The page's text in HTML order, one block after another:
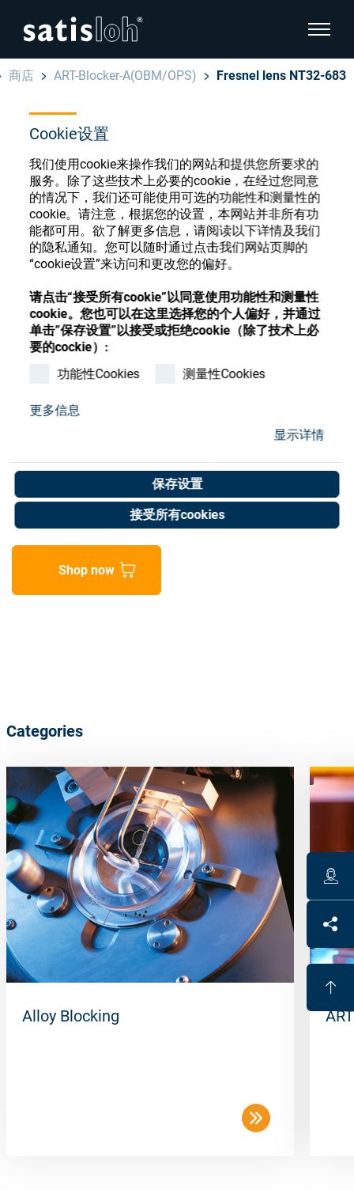
Cookie设置
我们使用cookie来操作我们的网站和提供您所要求的
服务。除了这些技术上必要的cookie，在经过您同意
的情况下，我们还可能使用可选的功能性和测量性的
cookie。请注意，根据您的设置，本网站并非所有功
能都可用。欲了解更多信息，请阅读以下详情及我们
的隐私通知。您可以随时通过点击我们网站页脚的
“cookie设置”来访问和更改您的偏好。
请点击“接受所有cookie”以同意使用功能性和测量性
cookie。您也可以在这里选择您的个人偏好，并通过
单击”保存设置”以接受或拒绝cookie（除了技术上必
要的cockie）:
功能性Cookies
测量性Cookies
更多信息
显示详情
保存设置
接受所有cookies
显示页
汉语
眼镜光学
精密光学
我们是谁
加入我们
隐藏页面导航
English
Deutsch
Español
Français
商店 ART-Blocker-A(OBM/OPS) Fresnel lens NT32-683
眼镜光学耗材商店
注册或登录以访问您的帐户，并了解我们的各
种眼镜光学耗材
注册 登录
Fresnel lens NT32-683
Art. No. 05055613
Unit of measure : Piece
Shop now
Categories
Alloy Blocking